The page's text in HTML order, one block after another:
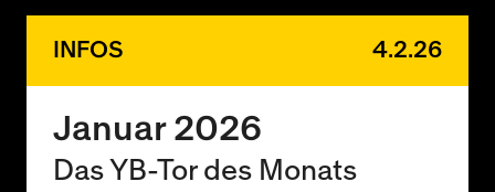
INFOS 4.2.26
Januar 2026
Das YB-Tor des Monats